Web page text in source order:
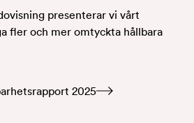
presenterar vi vårt
fler och mer omtyckta hållbara
2025